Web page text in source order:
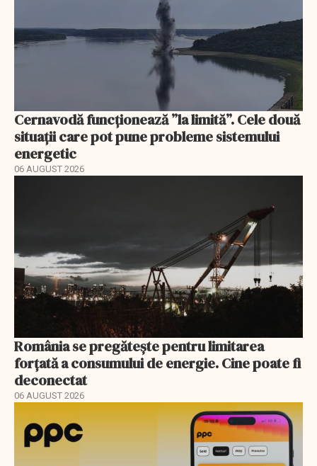
Cernavodă funcționează ”la limită”. Cele două
situații care pot pune probleme sistemului
energetic
06 AUGUST 2026
România se pregătește pentru limitarea
forțată a consumului de energie. Cine poate fi
deconectat
06 AUGUST 2026